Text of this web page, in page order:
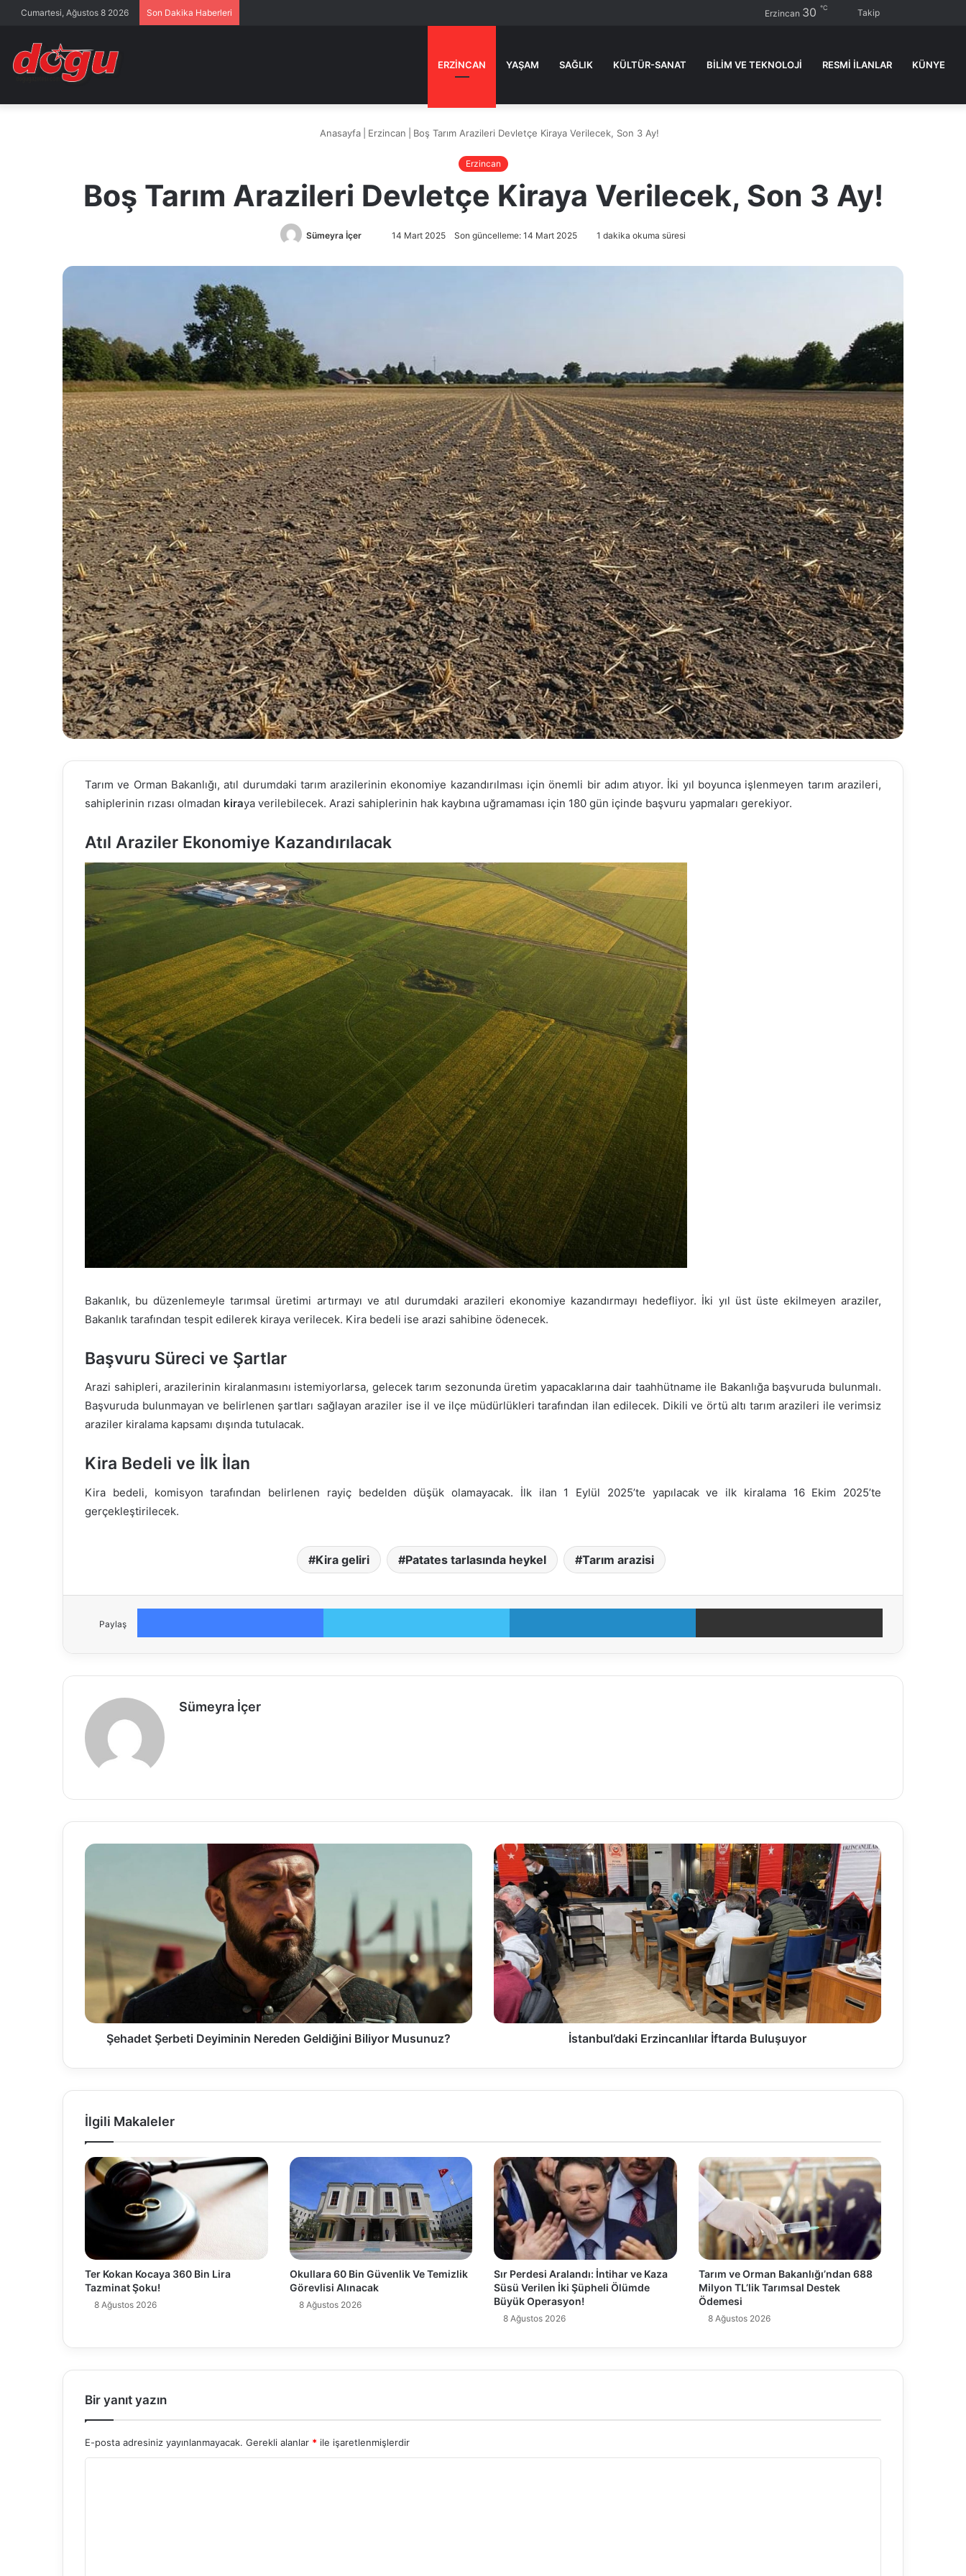
Cumartesi, Ağustos 8 2026 Son Dakika Haberleri Takip
Erzincan 30 ℃
ERZINCAN YAŞAM SAĞLIK KÜLTÜR-SANAT BİLİM VE TEKNOLOJİ RESMI İLANLAR KÜNYE
Anasayfa Erzincan Boş Tarım Arazileri Devletçe Kiraya Verilecek, Son 3 Ay!
Erzincan
Boş Tarım Arazileri Devletçe Kiraya Verilecek, Son 3 Ay!
Sümeyra İçer 14 Mart 2025 Son güncelleme: 14 Mart 2025 1 dakika okuma süresi
Tarım ve Orman Bakanlığı, atıl durumdaki tarım arazilerinin ekonomiye kazandırılması için önemli bir adım atıyor. İki yıl boyunca işlenmeyen tarım arazileri,
sahiplerinin rızası olmadan kiraya verilebilecek. Arazi sahiplerinin hak kaybına uğramaması için 180 gün içinde başvuru yapmaları gerekiyor.
Atıl Araziler Ekonomiye Kazandırılacak
Bakanlık, bu düzenlemeyle tarımsal üretimi artırmayı ve atıl durumdaki arazileri ekonomiye kazandırmayı hedefliyor. İki yıl üst üste ekilmeyen araziler,
Bakanlık tarafından tespit edilerek kiraya verilecek. Kira bedeli ise arazi sahibine ödenecek.
Başvuru Süreci ve Şartlar
Arazi sahipleri, arazilerinin kiralanmasını istemiyorlarsa, gelecek tarım sezonunda üretim yapacaklarına dair taahhütname ile Bakanlığa başvuruda bulunmalı.
Başvuruda bulunmayan ve belirlenen şartları sağlayan araziler ise il ve ilçe müdürlükleri tarafından ilan edilecek. Dikili ve örtü altı tarım arazileri ile verimsiz
araziler kiralama kapsamı dışında tutulacak.
Kira Bedeli ve İlk İlan
Kira bedeli, komisyon tarafından belirlenen rayiç bedelden düşük olamayacak. İlk ilan 1 Eylül 2025’te yapılacak ve ilk kiralama 16 Ekim 2025’te
gerçekleştirilecek.
Kira geliri Patates tarlasında heykel Tarım arazisi
Paylaş
Facebook Twitter LinkedIn
Sümeyra İçer
Şehadet Şerbeti Deyiminin Nereden Geldiğini Biliyor Musunuz? İstanbul’daki Erzincanlılar İftarda Buluşuyor
İlgili Makaleler
Ter Kokan Kocaya 360 Bin Lira
Tazminat Şoku!
8 Ağustos 2026
Okullara 60 Bin Güvenlik Ve Temizlik
Görevlisi Alınacak
8 Ağustos 2026
Sır Perdesi Aralandı: İntihar ve Kaza
Süsü Verilen İki Şüpheli Ölümde
Büyük Operasyon!
8 Ağustos 2026
Tarım ve Orman Bakanlığı’ndan 688
Milyon TL’lik Tarımsal Destek
Ödemesi
8 Ağustos 2026
Bir yanıt yazın
E-posta adresiniz yayınlanmayacak. Gerekli alanlar * ile işaretlenmişlerdir